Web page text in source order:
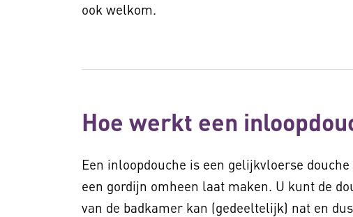
ook welkom.
Hoe werkt een
Een inloopdouche is een gelijkvloerse
een gordijn omheen laat maken. U kunt de
van de badkamer kan (gedeeltelijk) nat en